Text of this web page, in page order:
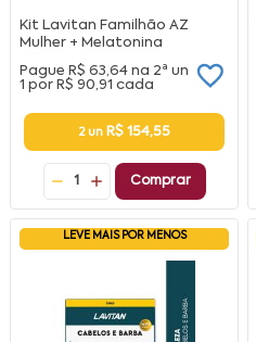
Kit Lavitan Familhão AZ
Mulher + Melatonina
Pague R$ 63,64 na 2ª un
1 por R$ 90,91 cada
2 un R$ 154,55
1 Comprar
LEVE MAIS POR MENOS